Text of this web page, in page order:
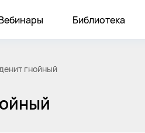
Библиотека
гнойный